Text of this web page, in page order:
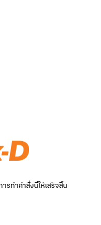
รทำคำสั่งนี้ให้เสร็จสิ้น